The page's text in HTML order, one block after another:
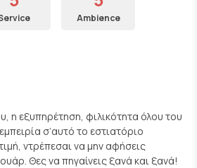
Ambience
η εξυπηρέτηση, φιλικότητα όλου του
σ’αυτό το εστιατόριο
ντρέπεσαι να μην αφήσεις
Θες να πηγαίνεις ξανά και ξανά!